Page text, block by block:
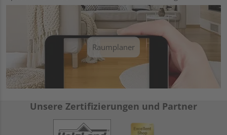
Raumplaner
Unsere Zertifizierungen und Partner